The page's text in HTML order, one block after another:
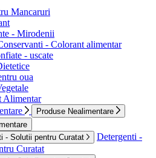
Mancaruri
- Mirodenii
- Colorant alimentar
- uscate
oua
Alimentar
Produse Nealimentare
- Solutii pentru Curatat
Detergenti -
Curatat